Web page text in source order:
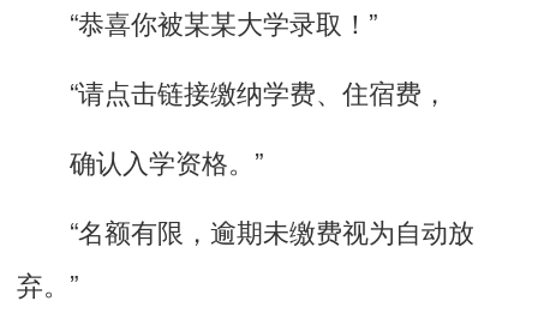
“恭喜你被某某大学录取！”
“请点击链接缴纳学费、住宿费，
确认入学资格。”
“名额有限，逾期未缴费视为自动放
弃。”